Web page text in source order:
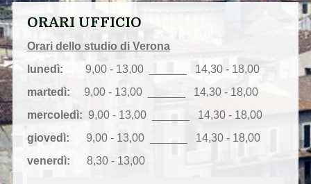
ORARI UFFICIO
Orari dello studio di Verona
lunedì: 9,00- 13,00 ______ 14,30 - 18,00
martedì: 9,00 - 13,00 ______ 14,30 - 18,00
mercoledì: 9,00 - 13,00 ______ 14,30 - 18,00
giovedì: 9,00 - 13,00 ______ 14,30 - 18,00
venerdì:
8,30 - 13,00